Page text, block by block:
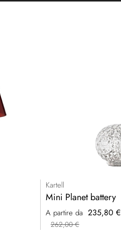
Kartell
Mini Planet battery
A partire da 235,80 €
262,00 €